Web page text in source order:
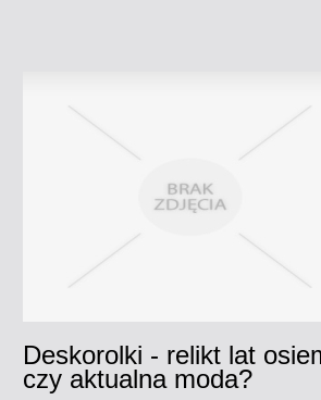
Deskorolki - relikt lat
czy aktualna moda?